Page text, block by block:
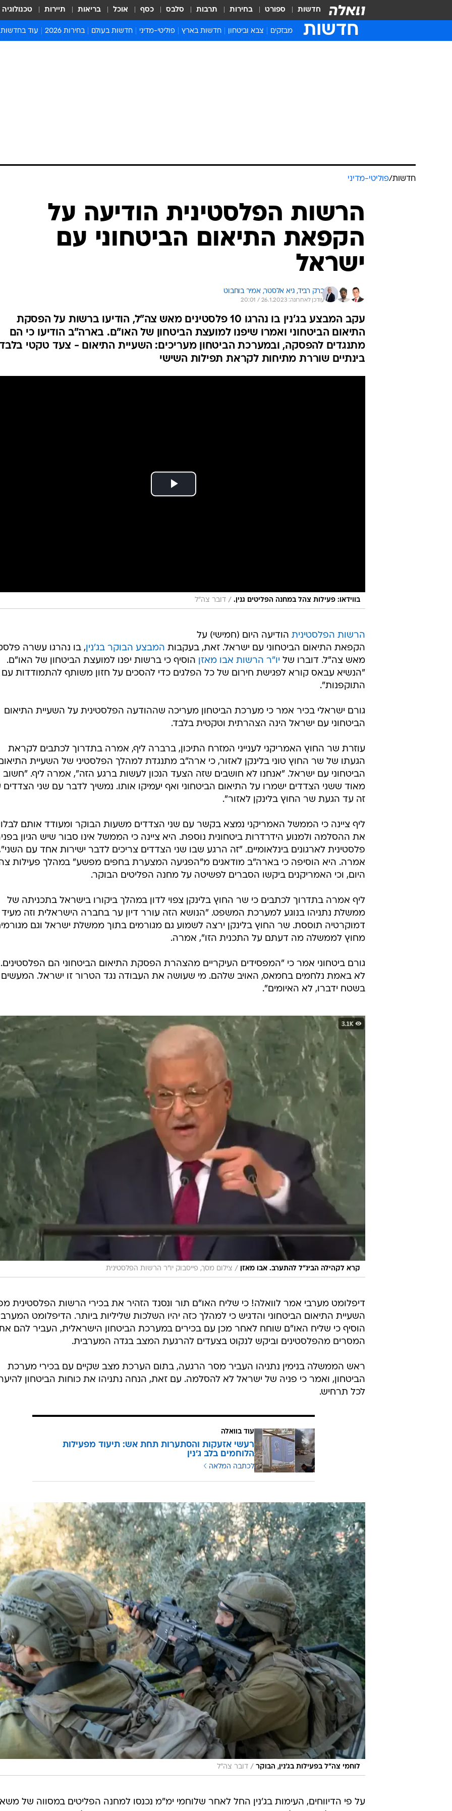
חדשות ספורט בחירות תרבות סלבס כסף אוכל בריאות תיירות טכנולוגיה
חדשות מבזקים צבא וביטחון חדשות בארץ פוליטי-מדיני חדשות בעולם בחירות 2026 עוד בחדשות
חדשות/פוליטי-מדיני
הרשות הפלסטינית הודיעה על
הקפאת התיאום הביטחוני עם
ישראל
ברק רביד, גיא אלסטר, אמיר בוחבוט
עודכן לאחרונה: 26.1.2023 / 20:01
עקב המבצע בג'נין בו נהרגו 10 פלסטינים מאש צה"ל, הודיעו ברשות על הפסקת
התיאום הביטחוני ואמרו שיפנו למועצת הביטחון של האו"ם. בארה"ב הודיעו כי הם
מתנגדים להפסקה, ובמערכת הביטחון מעריכים: השעיית התיאום - צעד טקטי
בינתיים שוררת מתיחות לקראת תפילות השישי
בווידאו: פעילות צהל במחנה הפליטים גנין. / דובר צה"ל
הרשות הפלסטינית הודיעה היום (חמישי) על
הקפאת התיאום הביטחוני עם ישראל. זאת, בעקבות המבצע הבוקר בג'נין, בו נהרגו עשרה
מאש צה"ל. דוברו של יו"ר הרשות אבו מאזן הוסיף כי ברשות יפנו למועצת הביטחון של האו"ם.
"הנשיא עבאס קורא לפגישת חירום של כל הפלגים כדי להסכים על חזון משותף להתמודדות עם
התוקפנות".
גורם ישראלי בכיר אמר כי מערכת הביטחון מעריכה שההודעה הפלסטינית על השעיית התיאום
הביטחוני עם ישראל הינה הצהרתית וטקטית בלבד.
עוזרת שר החוץ האמריקני לענייני המזרח התיכון, ברברה ליף, אמרה בתדרוך לכתבים לקראת
הגעתו של שר החוץ טוני בלינקן לאזור, כי ארה"ב מתנגדת למהלך הפלסטיני של השעיית
הביטחוני עם ישראל. "אנחנו לא חושבים שזה הצעד הנכון לעשות ברגע הזה", אמרה ליף. "חשוב
מאוד ששני הצדדים ישמרו על התיאום הביטחוני ואף יעמיקו אותו. נמשיך לדבר עם שני הצדדים
זה עד הגעת שר החוץ בלינקן לאזור".
ליף ציינה כי הממשל האמריקני נמצא בקשר עם שני הצדדים משעות הבוקר ומעודד אותם
את ההסלמה ולמנוע הידרדרות ביטחונית נוספת. היא ציינה כי הממשל אינו סבור שיש הגיון
פלסטינית לארגונים בינלאומיים. "זה הרגע שבו שני הצדדים צריכים לדבר ישירות אחד עם
אמרה. היא הוסיפה כי בארה"ב מודאגים מ"הפגיעה המצערת בחפים מפשע" במהלך פעילות
היום, וכי האמריקנים ביקשו הסברים לפשיטה על מחנה הפליטים הבוקר.
ליף אמרה בתדרוך לכתבים כי שר החוץ בלינקן צפוי לדון במהלך ביקורו בישראל בתכניתה של
ממשלת נתניהו בנוגע למערכת המשפט. "הנושא הזה עורר דיון ער בחברה הישראלית וזה
דמוקרטיה תוססת. שר החוץ בלינקן ירצה לשמוע גם מגורמים בתוך ממשלת ישראל וגם
מחוץ לממשלה מה דעתם על התכנית הזו", אמרה.
גורם ביטחוני אמר כי "המפסידים העיקריים מהצהרת הפסקת התיאום הביטחוני הם
לא באמת נלחמים בחמאס, האויב שלהם. מי שעושה את העבודה נגד הטרור זו ישראל. המעשים
בשטח ידברו, לא האיומים".
קרא לקהילה הבינ"ל להתערב. אבו מאזן / צילום מסך, פייסבוק יו"ר הרשות הפלסטינית
דיפלומט מערבי אמר לוואלה! כי שליח האו"ם תור ונסנד הזהיר את בכירי הרשות הפלסטינית
השעיית התיאום הביטחוני והדגיש כי למהלך כזה יהיו השלכות שליליות ביותר. הדיפלומט
הוסיף כי שליח האו"ם שוחח לאחר מכן עם בכירים במערכת הביטחון הישראלית, העביר להם
המסרים מהפלסטינים וביקש לנקוט בצעדים להרגעת המצב בגדה המערבית.
ראש הממשלה בנימין נתניהו העביר מסר הרגעה, בתום הערכת מצב שקיים עם בכירי מערכת
הביטחון, ואמר כי פניה של ישראל לא להסלמה. עם זאת, הנחה נתניהו את כוחות הביטחון
לכל תרחיש.
עוד בוואלה
רעשי אזעקות והסתערות תחת אש: תיעוד מפעילות
הלוחמים בלב ג'נין
לכתבה המלאה
לוחמי צה"ל בפעילות בג'נין, הבוקר / דובר צה"ל
על פי הדיווחים, העימות בג'נין החל לאחר שלוחמי ימ"מ נכנסו למחנה הפליטים במסווה של